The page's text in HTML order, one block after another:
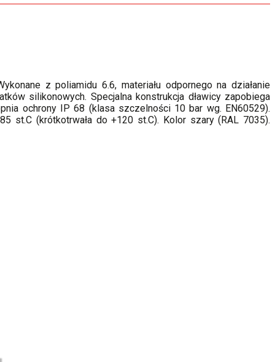
z poliamidu 6.6, materiału odpornego na działanie
silikonowych. Specjalna konstrukcja dławicy zapobiega
ochrony IP 68 (klasa szczelności 10 bar wg. EN60529).
st.C (krótkotrwała do +120 st.C). Kolor szary (RAL 7035).